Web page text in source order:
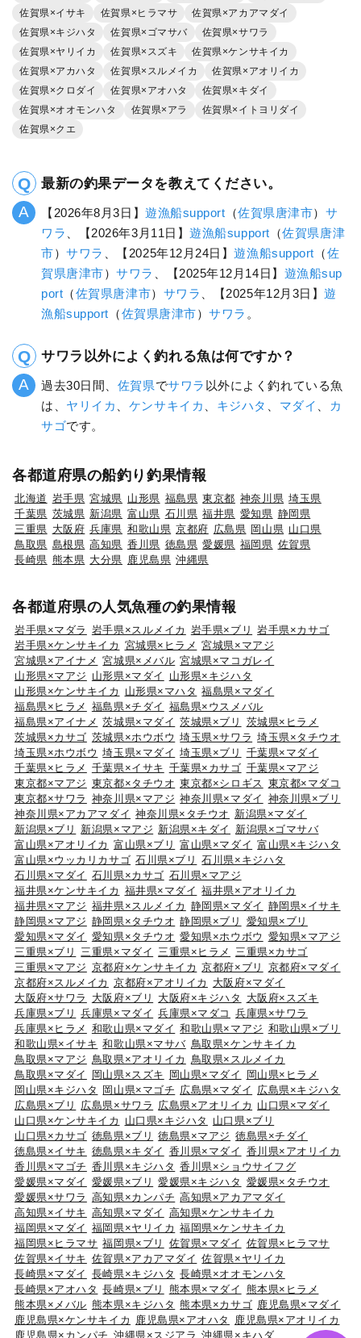
佐賀県×イサキ
佐賀県×ヒラマサ
佐賀県×アカアマダイ
佐賀県×キジハタ
佐賀県×ゴマサバ
佐賀県×サワラ
佐賀県×ヤリイカ
佐賀県×スズキ
佐賀県×ケンサキイカ
佐賀県×アカハタ
佐賀県×スルメイカ
佐賀県×アオリイカ
佐賀県×クロダイ
佐賀県×アオハタ
佐賀県×キダイ
佐賀県×オオモンハタ
佐賀県×アラ
佐賀県×イトヨリダイ
佐賀県×クエ
最新の釣果データを教えてください。
【2026年8月3日】遊漁船support （佐賀県 唐津市） サ
ワラ
、【2026年3月11日】遊漁船support （佐賀県 唐津
市）サワラ 、【2025年12月24日】遊漁船support （佐
賀県唐津市）サワラ 、【2025年12月14日】 遊漁船sup
port （佐賀県唐津市） サワラ 、【2025年12月3日】遊
漁船support （佐賀県唐津市）サワラ 。
サワラ以外によく釣れる魚は何ですか？
過去30日間、 佐賀県でサワラ 以外によく釣れている魚
は、 ヤリイカ ケンサキイカ キジハタ マダイ
カ
サゴです。
各都道府県の船釣り釣果情報
北海道 岩手県 宮城県 山形県 福島県 東京都 神奈川県 埼玉県
千葉県 茨城県 新潟県 富山県 石川県 福井県 愛知県 静岡県
三重県 大阪府 兵庫県 和歌山県 京都府 広島県 岡山県 山口県
鳥取県 島根県 高知県 香川県 徳島県 愛媛県 福岡県 佐賀県
長崎県 熊本県 大分県 鹿児島県 沖縄県
各都道府県の人気魚種の釣果情報
岩手県×マダラ 岩手県×スルメイカ 岩手県×ブリ
岩手県×カサゴ
岩手県×ケンサキイカ 宮城県×ヒラメ 宮城県×マアジ
宮城県×アイナメ 宮城県×メバル 宮城県×マコガレイ
山形県×マアジ 山形県×マダイ
山形県×キジハタ
山形県×ケンサキイカ
山形県×マハタ 福島県×マダイ
福島県×ヒラメ 福島県×チダイ 福島県×ウスメバル
福島県×アイナメ 茨城県×マダイ 茨城県×ブリ
茨城県×ヒラメ
茨城県×カサゴ 茨城県×ホウボウ 埼玉県×サワラ 埼玉県×タチウオ
埼玉県×ホウボウ 埼玉県×マダイ 埼玉県×ブリ
千葉県×マダイ
千葉県×ヒラメ 千葉県×イサキ 千葉県×カサゴ 千葉県×マアジ
東京都×マアジ 東京都×タチウオ 東京都×シロギス 東京都×マダコ
東京都×サワラ 神奈川県×マアジ 神奈川県×マダイ 神奈川県×ブリ
神奈川県×アカアマダイ 神奈川県×タチウオ 新潟県×マダイ
新潟県×ブリ
新潟県×マアジ 新潟県×キダイ
新潟県×ゴマサバ
富山県×アオリイカ 富山県×ブリ 富山県×マダイ 富山県×キジハタ
富山県×ウッカリカサゴ 石川県×ブリ
石川県×キジハタ
石川県×マダイ 石川県×カサゴ 石川県×マアジ
福井県×ケンサキイカ 福井県×マダイ 福井県×アオリイカ
福井県×マアジ 福井県×スルメイカ 静岡県×マダイ 静岡県×イサキ
静岡県×マアジ 静岡県×タチウオ 静岡県×ブリ
愛知県×ブリ
愛知県×マダイ 愛知県×タチウオ 愛知県×ホウボウ 愛知県×マアジ
三重県×ブリ
三重県×マダイ 三重県×ヒラメ
三重県×カサゴ
三重県×マアジ 京都府×ケンサキイカ 京都府×ブリ
京都府×マダイ
京都府×スルメイカ 京都府×アオリイカ
大阪府×マダイ
大阪府×サワラ
大阪府×ブリ 大阪府×キジハタ
大阪府×スズキ
兵庫県×ブリ
兵庫県×マダイ 兵庫県×マダコ
兵庫県×サワラ
兵庫県×ヒラメ 和歌山県×マダイ 和歌山県×マアジ 和歌山県×ブリ
和歌山県×イサキ 和歌山県×マサバ 鳥取県×ケンサキイカ
鳥取県×マアジ 鳥取県×アオリイカ
鳥取県×スルメイカ
鳥取県×マダイ
岡山県×スズキ 岡山県×マダイ
岡山県×ヒラメ
岡山県×キジハタ 岡山県×マゴチ 広島県×マダイ 広島県×キジハタ
広島県×ブリ
広島県×サワラ 広島県×アオリイカ 山口県×マダイ
山口県×ケンサキイカ
山口県×キジハタ
山口県×ブリ
山口県×カサゴ 徳島県×ブリ 徳島県×マアジ 徳島県×チダイ
徳島県×イサキ 徳島県×キダイ 香川県×マダイ 香川県×アオリイカ
香川県×マゴチ 香川県×キジハタ 香川県×ショウサイフグ
愛媛県×マダイ 愛媛県×ブリ 愛媛県×キジハタ 愛媛県×タチウオ
愛媛県×サワラ 高知県×カンパチ 高知県×アカアマダイ
高知県×イサキ 高知県×マダイ 高知県×ケンサキイカ
福岡県×マダイ 福岡県×ヤリイカ 福岡県×ケンサキイカ
福岡県×ヒラマサ 福岡県×ブリ 佐賀県×マダイ 佐賀県×ヒラマサ
佐賀県×イサキ 佐賀県×アカアマダイ 佐賀県×ヤリイカ
長崎県×マダイ 長崎県×キジハタ 長崎県×オオモンハタ
長崎県×アオハタ 長崎県×ブリ 熊本県×マダイ 熊本県×ヒラメ
熊本県×メバル 熊本県×キジハタ 熊本県×カサゴ 鹿児島県×マダイ
鹿児島県×ケンサキイカ
鹿児島県×アオハタ
鹿児島県×アオリイカ
鹿児島県×カンパチ 沖縄県×スジアラ 沖縄県×キハダ